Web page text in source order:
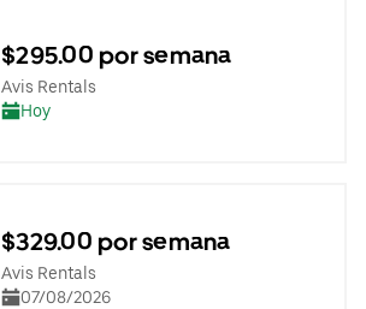
$295.00 por semana
Avis Rentals
Hoy
$329.00 por semana
Avis Rentals
07/08/2026